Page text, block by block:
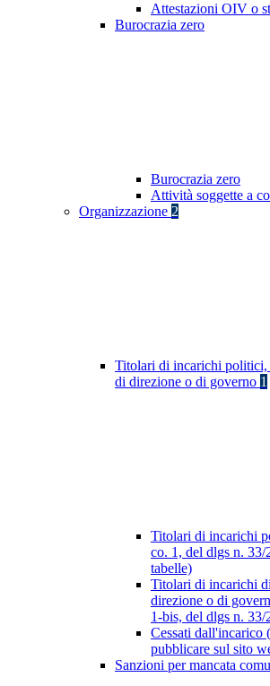
Attestazioni OIV o
Burocrazia zero
Burocrazia zero
Attività soggette a
Organizzazione 2
Titolari di incarichi politici,
di direzione o di governo 1
Titolari di incarichi
co. 1, del dlgs n.
tabelle)
Titolari di incarichi
direzione o di
1-bis, del dlgs n. 33/
Cessati dall'incarico
pubblicare sul sito
Sanzioni per mancata